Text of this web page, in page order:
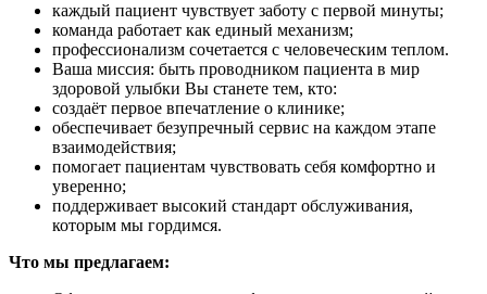
каждый пациент чувствует заботу с первой минуты;
команда работает как единый механизм;
профессионализм сочетается с человеческим теплом.
Ваша миссия: быть проводником пациента в мир
здоровой улыбки Вы станете тем, кто:
создаёт первое впечатление о клинике;
обеспечивает безупречный сервис на каждом этапе
взаимодействия;
помогает пациентам чувствовать себя комфортно и
уверенно;
поддерживает высокий стандарт обслуживания,
которым мы гордимся.
Что мы предлагаем: